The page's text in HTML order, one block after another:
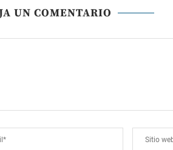
UN COMENTARIO